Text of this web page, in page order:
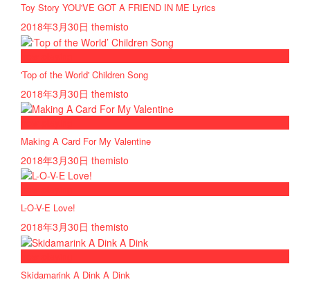
Toy Story YOU'VE GOT A FRIEND IN ME Lyrics
2018年3月30日 themisto
'Top of the World' Children Song
2018年3月30日 themisto
Making A Card For My Valentine
2018年3月30日 themisto
L-O-V-E Love!
2018年3月30日 themisto
Skidamarink A Dink A Dink